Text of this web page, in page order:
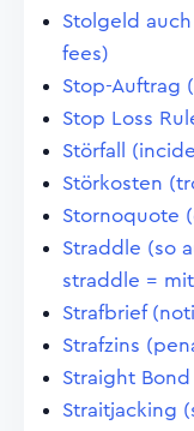
Stolgeld
fees)
Stop-Auftrag
Stop Loss
Störfall
Störkosten
Stornoquote
Straddle (so
straddle =
Strafbrief
Strafzins
Straight
Straitjacking